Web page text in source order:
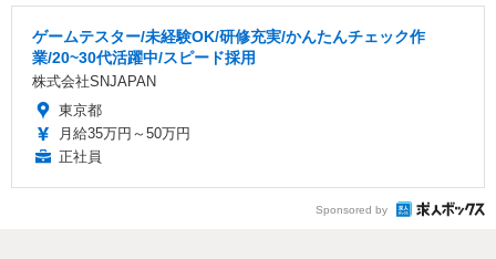
ゲームテスター/未経験OK/研修充実/かんたんチェック作
業/20~30代活躍中/スピード採用
株式会社SNJAPAN
東京都
月給35万円～50万円
正社員
Sponsored by